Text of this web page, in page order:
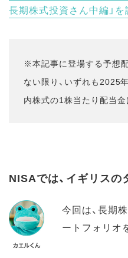
長期株式投資さん中編」を
※本記事に登場する予想
ない限り、いずれも2025
内株式の1株当たり配当金
NISAでは、イギリスの
今回は、長期
ートフォリオ